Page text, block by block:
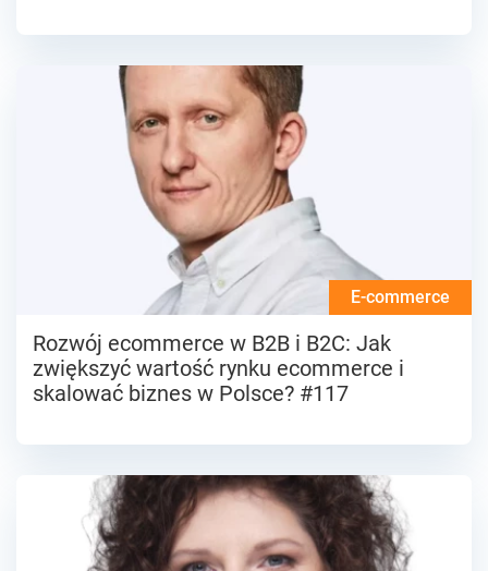
E-commerce
Rozwój ecommerce w B2B i B2C: Jak
zwiększyć wartość rynku ecommerce i
skalować biznes w Polsce? #117